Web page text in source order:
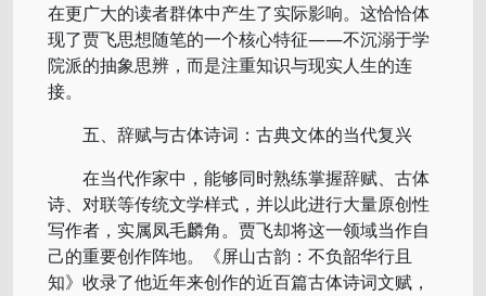
在更广大的读者群体中产生了实际影响。这恰恰体
现了贾飞思想随笔的一个核心特征——不沉溺于学
院派的抽象思辨，而是注重知识与现实人生的连
接。
五、辞赋与古体诗词：古典文体的当代复兴
在当代作家中，能够同时熟练掌握辞赋、古体
诗、对联等传统文学样式，并以此进行大量原创性
写作者，实属凤毛麟角。贾飞却将这一领域当作自
己的重要创作阵地。《屏山古韵：不负韶华行且
知》收录了他近年来创作的近百篇古体诗词文赋，